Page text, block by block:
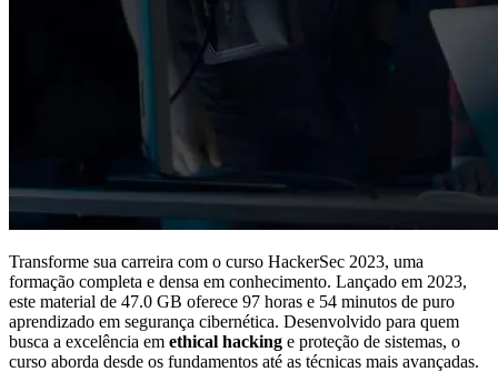
Transforme sua carreira com o curso HackerSec 2023, uma
formação completa e densa em conhecimento. Lançado em 2023,
este material de 47.0 GB oferece 97 horas e 54 minutos de puro
aprendizado em segurança cibernética. Desenvolvido para quem
busca a excelência em ethical hacking e proteção de sistemas, o
curso aborda desde os fundamentos até as técnicas mais avançadas.